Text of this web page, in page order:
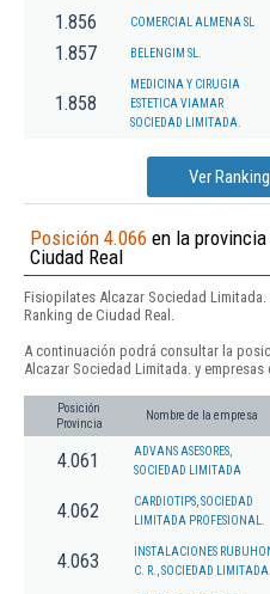
1.856 COMERCIAL ALMENA SL
1.857 BELENGIM SL.
1.858
MEDICINA Y CIRUGIA
ESTETICA VIAMAR
SOCIEDAD LIMITADA.
Ver
Posición 4.066 en la provincia
Ciudad Real
Fisiopilates Alcazar Sociedad
Ranking de Ciudad Real.
A continuación podrá consultar la
Alcazar Sociedad Limitada. y
Posición
Provincia
Nombre de la empresa
4.061
ADVANS ASESORES,
SOCIEDAD LIMITADA
4.062
CARDIOTIPS, SOCIEDAD
LIMITADA PROFESIONAL.
4.063
INSTALACIONES
C. R., SOCIEDAD LIMITADA.